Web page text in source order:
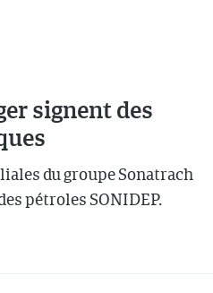
signent des
du groupe Sonatrach
pétroles SONIDEP.